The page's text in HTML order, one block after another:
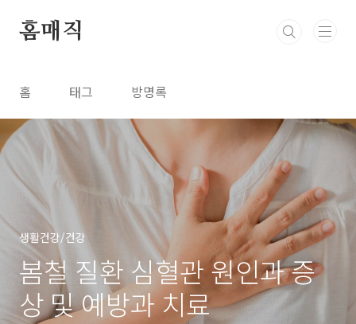
홈매직
홈 태그 방명록
생활건강/건강
봄철 질환 심혈관 원인과 증
상 및 예방과 치료